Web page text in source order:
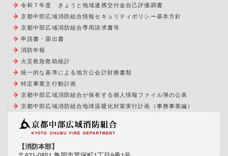
令和７年度 きょうと地域連携交付金自己評価調書
京都中部広域消防組合情報セキュリティポリシー基本方針
京都中部広域消防組合専用請求書等
申請書・届出書
消防年報
火災救急救助統計
統一的な基準による地方公会計財務書類
特定事業主行動計画
京都中部広域消防組合が保有する個人情報ファイル簿の公表
京都中部広域消防組合地球温暖化対策実行計画（事務事業編）
【消防本部】